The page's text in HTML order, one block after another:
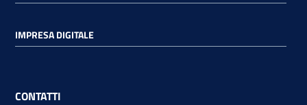
IMPRESA DIGITALE
CONTATTI